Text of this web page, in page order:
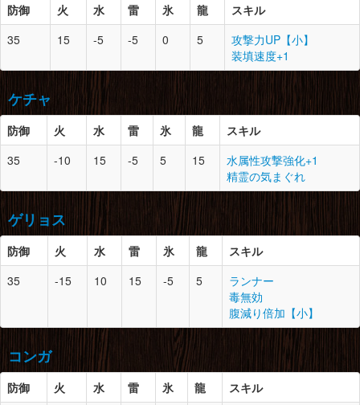
大地の結晶×2
7
ランポスの皮×2
ランポスの鱗×3
竜骨【小】×4
鉄鉱石×4
腰
7
青熊獣の毛×2
青熊獣の甲殻×1
のりこねバッタ×2
脚
7 0
青熊獣の毛×2
飛甲虫の甲殻×2
光蟲×1
胴
7 0
ドラグライト鉱石×2
マカライト鉱石×4
鉄鉱石×3
ランポスの皮×2
腕
1
ドラグライト鉱石×3
マカライト鉱石×2
鉄鉱石×4
とがった爪×2
ドラグライト鉱石×2
マカライト鉱石×5
鉄鉱石×2
とがった牙×2
脚
7 1
ドラグライト鉱石×3
マカライト鉱石×2
鉄鉱石×3
ランポスの鱗×3
防御 火 水 雷 氷 龍
スキル
35
15 -5 -5 0 5
攻撃力UP【小】
装填速度+1
防御 スロット
必要素材
頭
7 2
縞模様の皮×2
鉄鉱石×5
盾虫の甲殻×4
大地の結晶×2
胴
7 0
翼蛇竜の皮×2
暖かい毛皮×2
ゲネポスの鱗×5
大地の結晶×3
腕
7
翼蛇竜の皮×1
暖かい毛皮×1
コンガの毛×5
大地の結晶×2
翼蛇竜の皮×2
暖かい毛皮×2
ランポスの皮×3
大地の結晶×2
脚
7
縞模様の皮×1
暖かい毛皮×1
ケチャ
防御 火 水 雷 氷 龍
スキル
35
-10 15 -5 5 15
水属性攻撃強化+1
精霊の気まぐれ
防御 スロット
必要素材
頭
7 0
奇猿狐の毛×3
奇猿狐の尻尾×1
大きな骨×2
のりこねバッタ×2
胴
7 2
奇猿狐の耳×1
奇猿狐の鉤爪×1
奇猿狐の毛×2
のりこねバッタ×2
奇猿狐の毛×3
奇猿狐の長骨×2
竜骨【小】×2
ツタの葉×3
ゲリョス
防御 火 水 雷 氷 龍
スキル
35
-15 10 15 -5 5
ランナー
毒無効
腹減り倍加【小】
必要素材
頭
7 1
ゴム質の皮×2
大地の結晶×2
鉄鉱石×5
コンガ
防御 火 水 雷 氷 龍
スキル